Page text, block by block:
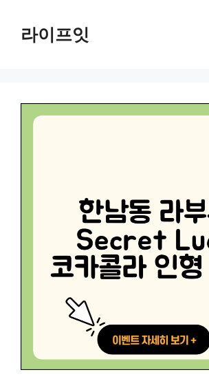
content라이프잇